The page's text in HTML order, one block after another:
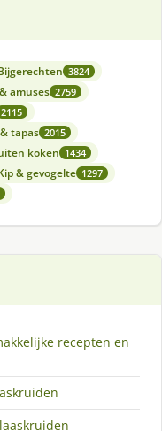
3824
amuses 2759
2115
tapas 2015
koken 1434
& gevogelte 1297
recepten en